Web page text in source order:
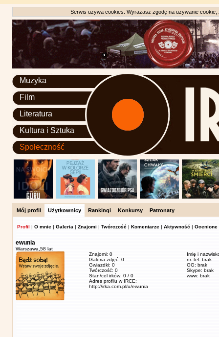
Serwis używa cookies. Wyrażasz zgodę na używanie
Muzyka
Film
Literatura
Kultura i Sztuka
Społeczność
Mój profil Użytkownicy Rankingi Konkursy Patronaty
Profil | O mnie | Galeria | Znajomi | Twórczość | Komentarze | Aktywność | Ocenione
ewunia
Warszawa, 58 lat
Znajomi: 0
Galeria zdjęć: 0
Gwiazdki: 0
Twórczość: 0
Stan/cel irków: 0 / 0
Adres profilu w IRCE:
http://irka.com.pl/u/ewunia
Imię i
nr. tel: brak
GG: brak
Skype: brak
www: brak